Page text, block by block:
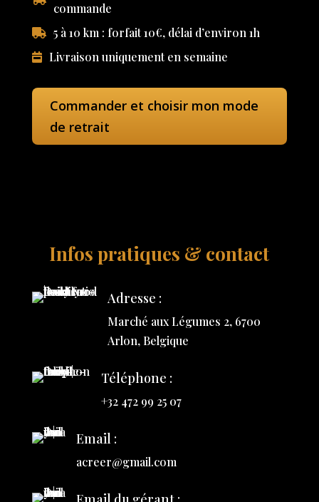
commande
5 à 10 km : forfait 10€, délai d’environ 1h
Livraison uniquement en semaine
Commander et choisir mon mode
de retrait
Infos pratiques & contact
Adresse :
Marché aux Légumes 2, 6700
Arlon, Belgique
Téléphone :
+32 472 99 25 07
Email :
acreer@gmail.com